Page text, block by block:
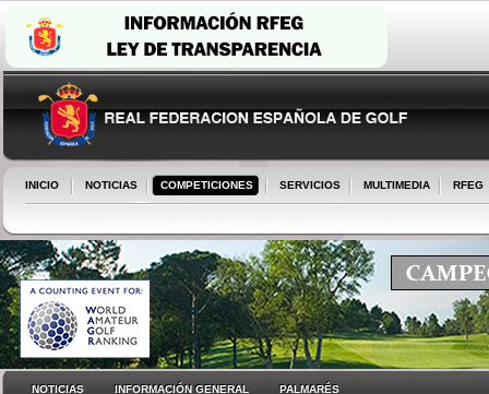
INICIO NOTICIAS COMPETICIONES SERVICIOS MULTIMEDIA RFEG
NOTICIAS INFORMACIÓN GENERAL PALMARÉS